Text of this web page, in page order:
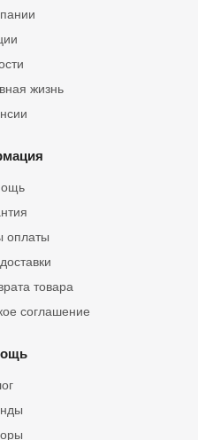
жизнь
оплаты
товара
соглашение